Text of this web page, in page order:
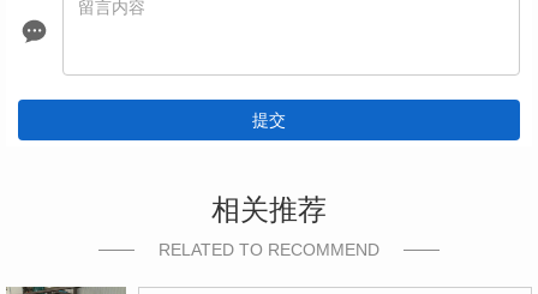
提交
相关推荐
RELATED TO RECOMMEND